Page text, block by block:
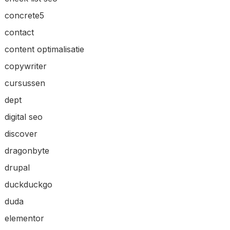
concrete5
contact
content optimalisatie
copywriter
cursussen
dept
digital seo
discover
dragonbyte
drupal
duckduckgo
duda
elementor